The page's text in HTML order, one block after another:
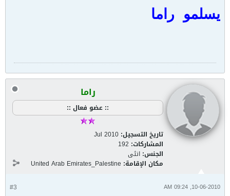
يسلمو راما
راما
:: عضو فعال ::
تاريخ التسجيل: Jul 2010
المشاركات: 192
الجنس: انثى
مكان الإقامة: United Arab Emirates_Palestine
#3 10-06-2010, 09:24 AM